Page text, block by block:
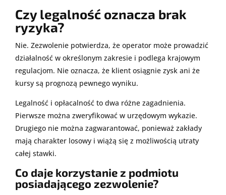
Czy legalność oznacza brak
ryzyka?
Nie. Zezwolenie potwierdza, że operator może prowadzić
działalność w określonym zakresie i podlega krajowym
regulacjom. Nie oznacza, że klient osiągnie zysk ani że
kursy są prognozą pewnego wyniku.
Legalność i opłacalność to dwa różne zagadnienia.
Pierwsze można zweryfikować w urzędowym wykazie.
Drugiego nie można zagwarantować, ponieważ zakłady
mają charakter losowy i wiążą się z możliwością utraty
całej stawki.
Co daje korzystanie z podmiotu
posiadającego zezwolenie?